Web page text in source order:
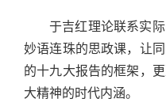
于吉红理论联系实
妙语连珠的思政课，让
的十九大报告的框架，
大精神的时代内涵。